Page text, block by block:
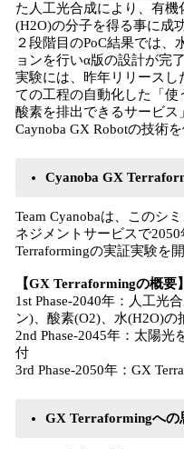
た人工光合成により、有
(H2O)の分子を得る事に成
２段階目のPoC結果では
ョンを行いα版の設計が完
実験には、昨年リリースし
ての工程の自動化した「使
酸素を排出できるサービ
Caynoba GX Robotの技術
Cyanoba GX
Team Cyanobaは、このシ
ネジメントサービスで
Terraformingの実証実験を
【GX Terraformingの概要】
1st Phase-2040年：人工光
ン)、酸素(O2)、水(H2O)の
2nd Phase-2045年：太陽
付
3rd Phase-2050年：GX
GX Terraformingへの